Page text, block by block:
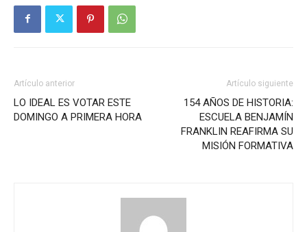
Artículo anterior
LO IDEAL ES VOTAR ESTE
DOMINGO A PRIMERA HORA
Artículo siguiente
154 AÑOS DE HISTORIA:
ESCUELA BENJAMÍN
FRANKLIN REAFIRMA SU
MISIÓN FORMATIVA